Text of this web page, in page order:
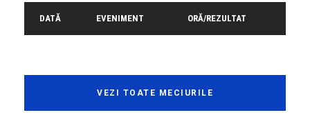
DATĂ EVENIMENT ORĂ/REZULTAT
VEZI TOATE MECIURILE